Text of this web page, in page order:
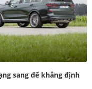
sang để khẳng định